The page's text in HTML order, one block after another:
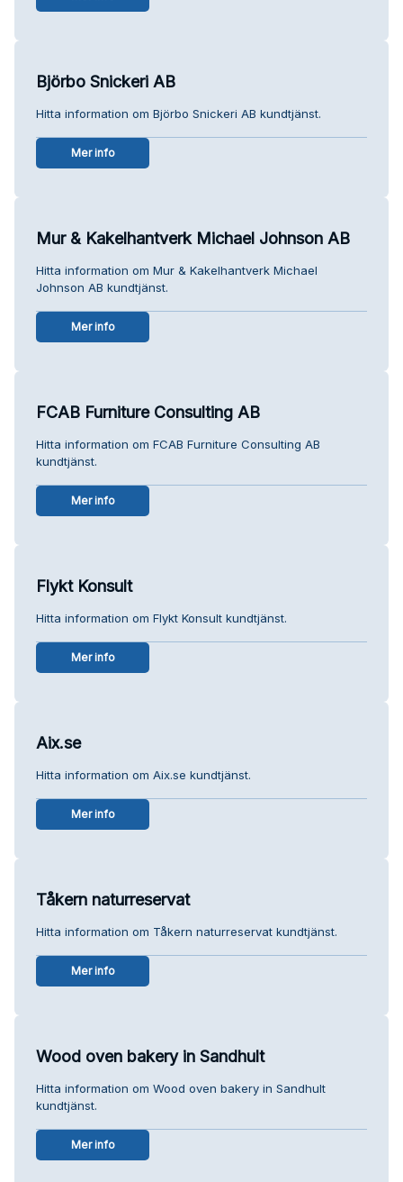
Björbo Snickeri AB
Hitta information om Björbo Snickeri AB kundtjänst.
Mer info
Mur & Kakelhantverk Michael Johnson AB
Hitta information om Mur & Kakelhantverk Michael
Johnson AB kundtjänst.
Mer info
FCAB Furniture Consulting AB
Hitta information om FCAB Furniture Consulting AB
kundtjänst.
Mer info
Flykt Konsult
Hitta information om Flykt Konsult kundtjänst.
Mer info
Aix.se
Hitta information om Aix.se kundtjänst.
Mer info
Tåkern naturreservat
Hitta information om Tåkern naturreservat kundtjänst.
Mer info
Wood oven bakery in Sandhult
Hitta information om Wood oven bakery in Sandhult
kundtjänst.
Mer info